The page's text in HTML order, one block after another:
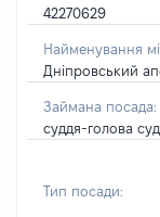
42270629
Найменування
Дніпровський
Займана посада:
суддя-голова
Тип посади: